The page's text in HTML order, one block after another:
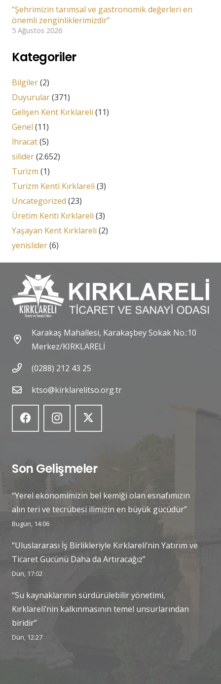
“Şehrimizin tarımsal ve gastronomik değerleri en
önemli zenginliklerimizdir”
5 Ağustos 2026
Kategoriler
Bilgiler(2)
Duyurular(371)
Gelişen Kent Kırklareli (11)
Genel (11)
İhracat(5)
silider(2.652)
Turizm (1)
Turizm Kenti Kırklareli (3)
Uncategorized (23)
Üretim Kenti Kırklareli (3)
Yaşayan Kent Kırklareli (2)
yenislider(6)
Karakaş Mahallesi, Karakaşbey Sokak No.:10
Merkez/KIRKLARELİ
(0288) 212 43 25
ktso@kirklarelitso.org.tr
Son Gelişmeler
“Yerel ekonomimizin bel kemiği olan esnafımızın
alın teri ve tecrübesi ilimizin en büyük gücüdür”
Bugün, 14:06
“Uluslararası İş Birlikleriyle Kırklareli’nin Yatırım ve
Ticaret Gücünü Daha da Artıracağız”
Dün, 17:02
“Su kaynaklarının sürdürülebilir yönetimi,
Kırklareli’nin kalkınmasının temel unsurlarından
biridir”
Dün, 12:27